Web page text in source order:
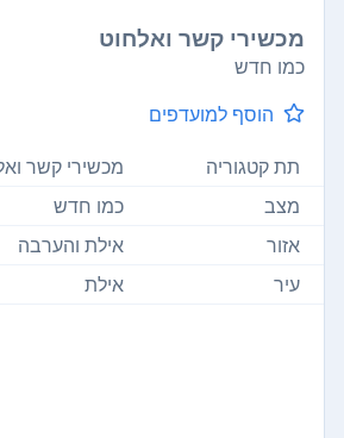
מכשירי קשר ואלחוט
כמו חדש
הוסף למועדפים
תת קטגוריה
מכשירי קשר
מצב
כמו חדש
אזור
אילת והערבה
עיר
אילת